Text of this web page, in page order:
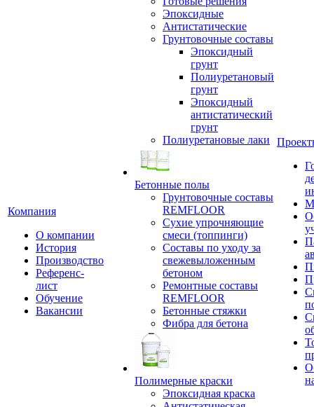
Компания
О компании
История
Производство
Референс-
лист
Обучение
Вакансии
Эпоксидные
Антистатические
Грунтовочные составы
Эпоксидный
грунт
Полиуретановый
грунт
Эпоксидный
антистатический
грунт
Полиуретановые лаки
Бетонные полы
Грунтовочные составы
REMFLOOR
Сухие упрочняющие
смеси (топпинги)
Составы по уходу за
свежевыложенным
бетоном
Ремонтные составы
REMFLOOR
Бетонные стяжки
Фибра для бетона
Полимерные краски
Эпоксидная краска